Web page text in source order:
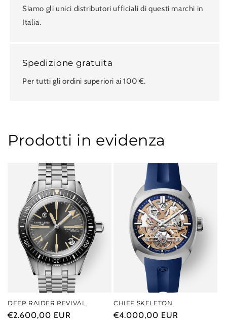
Siamo gli unici distributori ufficiali di questi marchi in
Italia.
Spedizione gratuita
Per tutti gli ordini superiori ai 100 €.
Prodotti in evidenza
DEEP RAIDER REVIVAL
Prezzo
€2.600,00 EUR
CHIEF SKELETON
Prezzo
€4.000,00 EUR